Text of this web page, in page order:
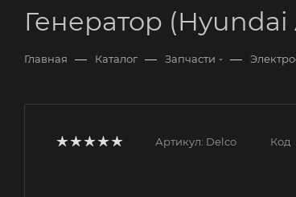
Генератор (Hyundai
Главная — Каталог — Запчасти —
Артикул: Delco Код